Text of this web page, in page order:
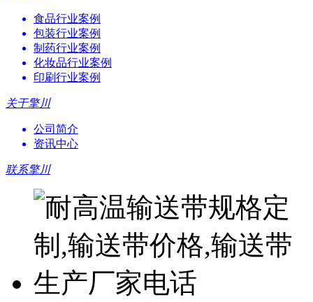
食品行业案例
包装行业案例
制药行业案例
化妆品行业案例
印刷行业案例
关于擎川
公司简介
资讯中心
联系擎川